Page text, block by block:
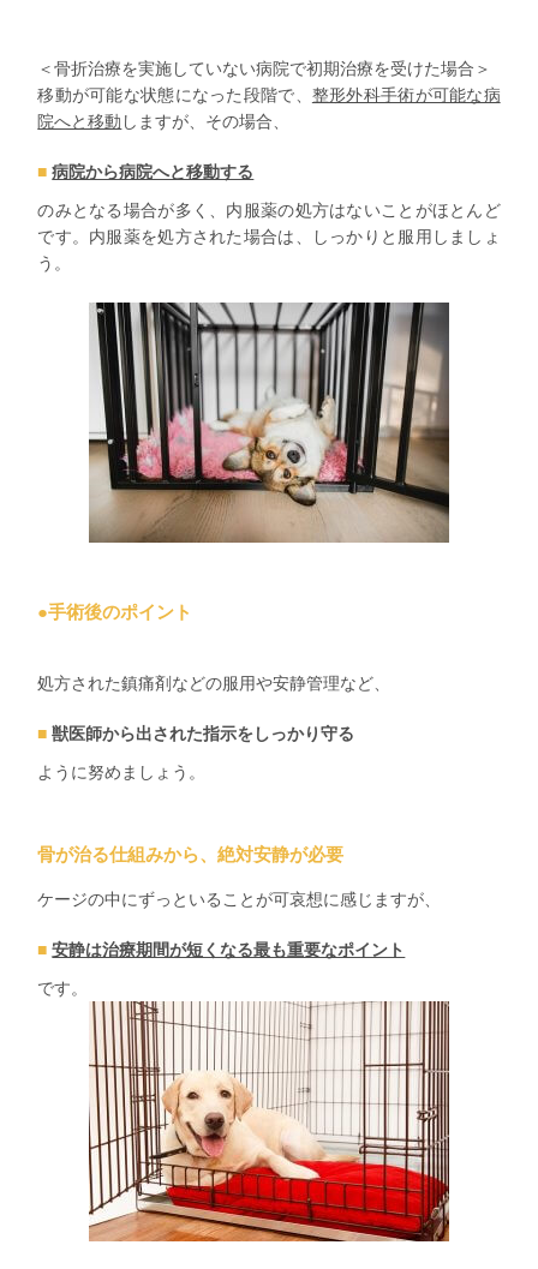
＜骨折治療を実施していない病院で初期治療を受けた場合＞
移動が可能な状態になった段階で、 整形外科手術が可能な病
院へと移動 しますが、その場合、
病院から病院へと移動する
のみとなる場合が多く、内服薬の処方はないことがほとんど
です。内服薬を処方された場合は、しっかりと服用しましょ
う。
●手術後のポイント
処方された鎮痛剤などの服用や安静管理など、
獣医師から出された指示をしっかり守る
ように努めましょう。
骨が治る仕組みから、絶対安静が必要
ケージの中にずっといることが可哀想に感じますが、
安静は治療期間が短くなる最も重要なポイント
です。